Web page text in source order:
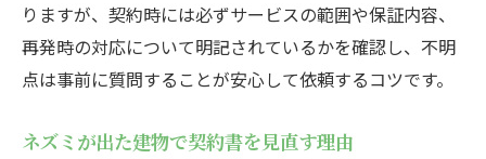
りますが、契約時には必ずサービスの範囲や保証内容、
再発時の対応について明記されているかを確認し、不明
点は事前に質問することが安心して依頼するコツです。
ネズミが出た建物で契約書を見直す理由